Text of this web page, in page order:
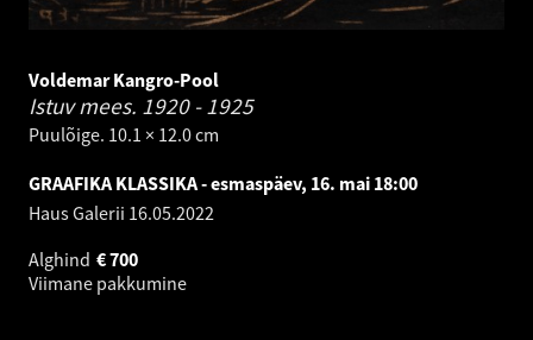
Voldemar Kangro-Pool
Istuv mees. 1920 - 1925
Puulõige. 10.1 × 12.0 cm
GRAAFIKA KLASSIKA - esmaspäev, 16. mai 18:00
Haus Galerii 16.05.2022
Alghind
700
€
Viimane pakkumine